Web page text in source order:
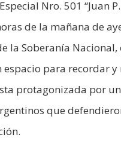
Nro. 501 “Juan
de la mañana de
la Soberanía Nacional,
espacio para recordar
protagonizada por
que